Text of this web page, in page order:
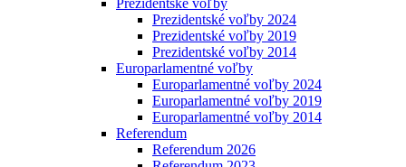
Prezidentské voľby
Prezidentské voľby 2024
Prezidentské voľby 2019
Prezidentské voľby 2014
Europarlamentné voľby
Europarlamentné voľby 2024
Europarlamentné voľby 2019
Europarlamentné voľby 2014
Referendum
Referendum 2026